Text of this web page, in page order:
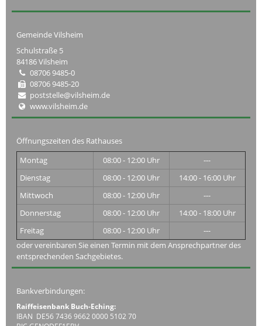
Gemeinde Vilsheim
Schulstraße 5
84186 Vilsheim
08706 9485-0
08706 9485-20
poststelle@vilsheim.de
www.vilsheim.de
Öffnungszeiten des Rathauses
Montag
08:00 - 12:00 Uhr
---
Dienstag
08:00 - 12:00 Uhr
14:00 - 16:00 Uhr
Mittwoch
08:00 - 12:00 Uhr
---
Donnerstag
08:00 - 12:00 Uhr
14:00 - 18:00 Uhr
Freitag
08:00 - 12:00 Uhr
---
oder vereinbaren Sie einen Termin mit dem Ansprechpartner des
entsprechenden Sachgebietes.
Bankverbindungen:
Raiffeisenbank Buch-Eching:
IBAN DE56 7436 9662 0000 5102 70